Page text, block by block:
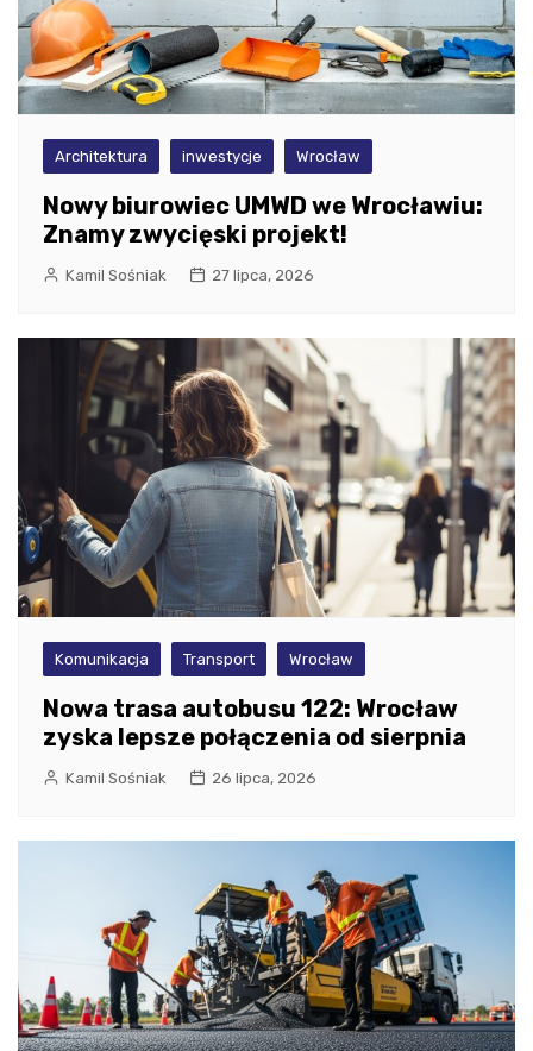
Architektura inwestycje Wrocław
Nowy biurowiec UMWD we Wrocławiu:
Znamy zwycięski projekt!
Kamil Sośniak 27 lipca, 2026
Komunikacja Transport Wrocław
Nowa trasa autobusu 122: Wrocław
zyska lepsze połączenia od sierpnia
Kamil Sośniak 26 lipca, 2026